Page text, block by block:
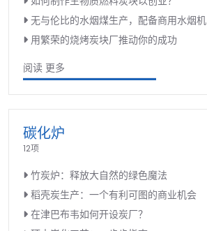
无与伦比的水烟煤生产，配备商用水烟机
用繁荣的烧烤炭块厂推动你的成功
阅读 更多
碳化炉
12项
竹炭炉：释放大自然的绿色魔法
稻壳炭生产：一个有利可图的商业机会
在津巴布韦如何开设炭厂？